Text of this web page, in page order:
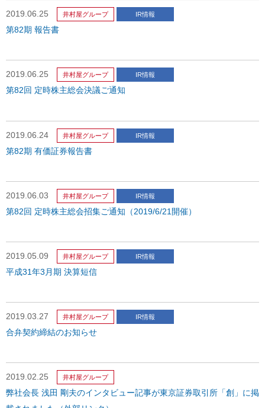
2019.06.25 井村屋グループ IR情報
第82期 報告書
2019.06.25 井村屋グループ IR情報
第82回 定時株主総会決議ご通知
2019.06.24 井村屋グループ IR情報
第82期 有価証券報告書
2019.06.03 井村屋グループ IR情報
第82回 定時株主総会招集ご通知（2019/6/21開催）
2019.05.09 井村屋グループ IR情報
平成31年3月期 決算短信
2019.03.27 井村屋グループ IR情報
合弁契約締結のお知らせ
2019.02.25 井村屋グループ
弊社会長 浅田 剛夫のインタビュー記事が東京証券取引所「創」に掲